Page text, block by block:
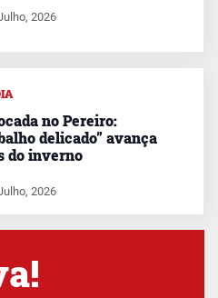
2026
no Pereiro:
delicado” avança
do inverno
2026